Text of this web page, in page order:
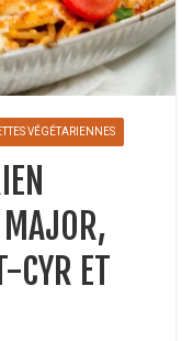
VÉGÉTARIENNES
MAJOR,
CYR ET